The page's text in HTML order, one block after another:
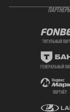
титульный
генеральный
партнёр